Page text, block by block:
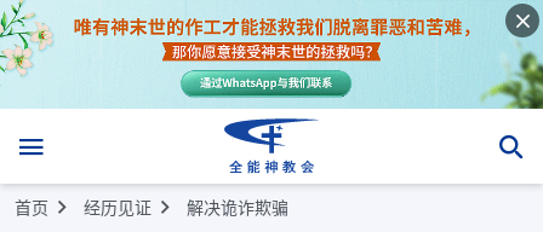
首页 经历见证 解决诡诈欺骗